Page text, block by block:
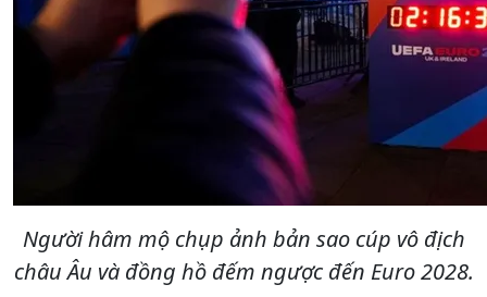
Người hâm mộ chụp ảnh bản sao cúp vô địch
châu Âu và đồng hồ đếm ngược đến Euro 2028.